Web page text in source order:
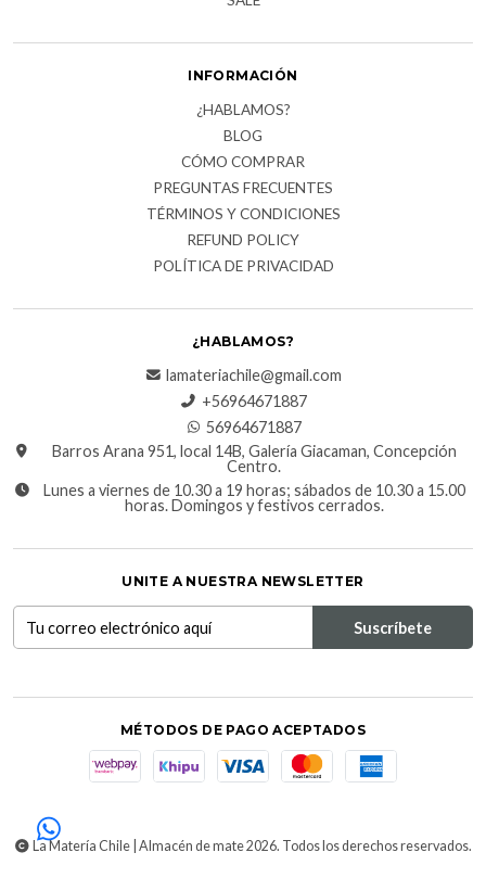
INFORMACIÓN
¿HABLAMOS?
BLOG
CÓMO COMPRAR
PREGUNTAS FRECUENTES
TÉRMINOS Y CONDICIONES
REFUND POLICY
POLÍTICA DE PRIVACIDAD
¿HABLAMOS?
lamateriachile@gmail.com
+56964671887
56964671887
Barros Arana 951, local 14B, Galería Giacaman, Concepción
Centro.
Lunes a viernes de 10.30 a 19 horas; sábados de 10.30 a 15.00
horas. Domingos y festivos cerrados.
UNITE A NUESTRA NEWSLETTER
MÉTODOS DE PAGO ACEPTADOS
La Matería Chile | Almacén de mate 2026. Todos los derechos reservados.